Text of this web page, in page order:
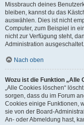
Missbrauch deines
bleiben, kannst du das
auswählen. Dies ist nicht
Computer, zum Beispiel in
nicht zur Verfügung steht,
Administration ausgeschaltet.
Nach oben
Wozu ist die Funktion „Alle
„Alle Cookies löschen“
sorgen, dass du im Forum
Cookies einige Funktionen,
sie von der Board-
An- oder Abmeldung hast,